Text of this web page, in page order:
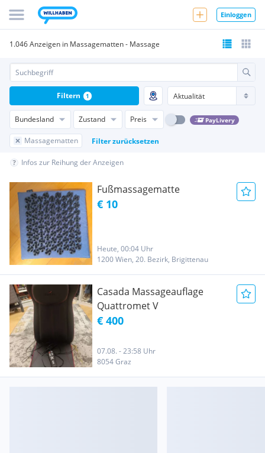
Einloggen
1.046 Anzeigen in Massagematten - Massage
Bundesland Zustand Preis PayLivery
Massagematten Filter zurücksetzen
Filtern 1
Infos zur Reihung der Anzeigen
Fußmassagematte
€ 10
Heute, 00:04 Uhr
1200 Wien, 20. Bezirk, Brigittenau
Casada Massageauflage
Quattromet V
€ 400
07.08. - 23:58 Uhr
8054 Graz